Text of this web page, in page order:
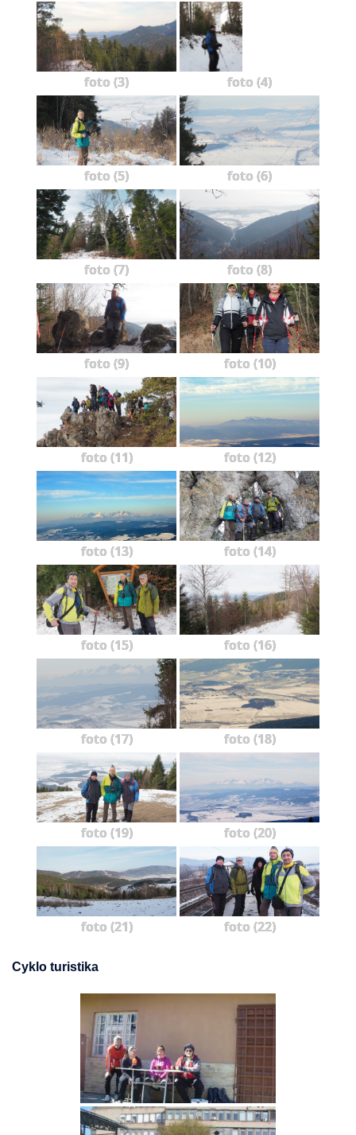
foto (3) foto (4)
foto (5) foto (6)
foto (7) foto (8)
foto (9) foto (10)
foto (11) foto (12)
foto (13) foto (14)
foto (15) foto (16)
foto (17) foto (18)
foto (19) foto (20)
foto (21) foto (22)
Cyklo turistika